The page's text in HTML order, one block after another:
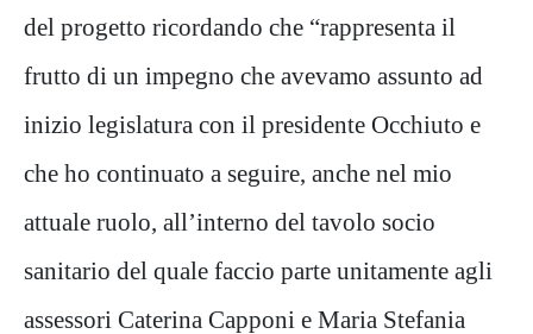
del progetto ricordando che “rappresenta il
frutto di un impegno che avevamo assunto ad
inizio legislatura con il presidente Occhiuto e
che ho continuato a seguire, anche nel mio
attuale ruolo, all’interno del tavolo socio
sanitario del quale faccio parte unitamente agli
assessori Caterina Capponi e Maria Stefania